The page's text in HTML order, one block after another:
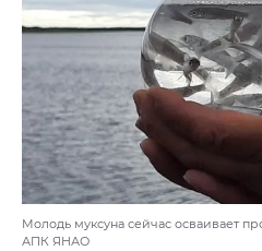
Молодь муксуна сейчас осваивает
АПК ЯНАО